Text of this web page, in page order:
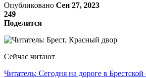
Опубликовано Сен 27, 2023
249
Поделится
Сейчас читают
Читатель: Сегодня на дороге в Брестской